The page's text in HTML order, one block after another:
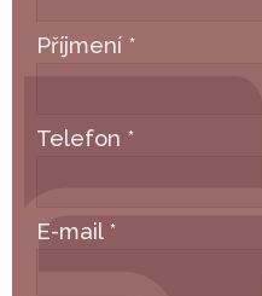
Příjmení *
Telefon *
E-mail *